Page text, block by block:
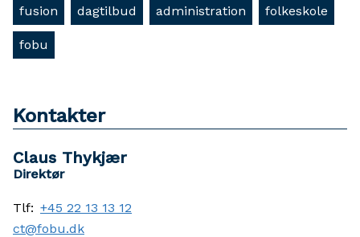
fusion dagtilbud administration folkeskole
fobu
Kontakter
Claus Thykjær
Direktør
Tlf: +45 22 13 13 12
ct@fobu.dk